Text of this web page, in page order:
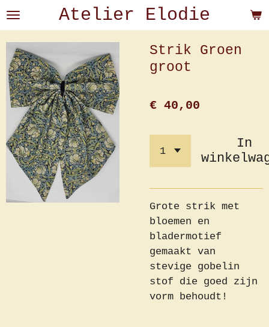
Ga
direct
naar
de
hoofdinhoud
Atelier Elodie
Strik Groen
groot
€ 40,00
In
Grote strik met
bloemen en
bladermotief
gemaakt van
stevige gobelin
stof die goed zijn
vorm behoudt!